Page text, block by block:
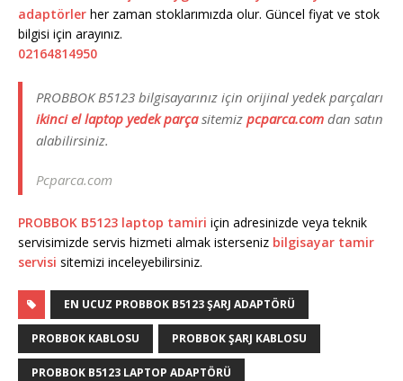
adaptörler her zaman stoklarımızda olur. Güncel fiyat ve stok
bilgisi için arayınız.
02164814950
PROBBOK B5123 bilgisayarınız için orijinal yedek parçaları
ikinci el laptop yedek parçasitemiz pcparca.com dan satın
alabilirsiniz.
Pcparca.com
PROBBOK B5123 laptop tamiri için adresinizde veya teknik
servisimizde servis hizmeti almak isterseniz bilgisayar tamir
servisi sitemizi inceleyebilirsiniz.
EN UCUZ PROBBOK B5123 ŞARJ ADAPTÖRÜ
PROBBOK KABLOSU PROBBOK ŞARJ KABLOSU
PROBBOK B5123 LAPTOP ADAPTÖRÜ